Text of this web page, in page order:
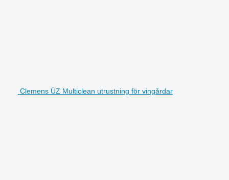
Clemens ÜZ Multiclean utrustning för vingårdar